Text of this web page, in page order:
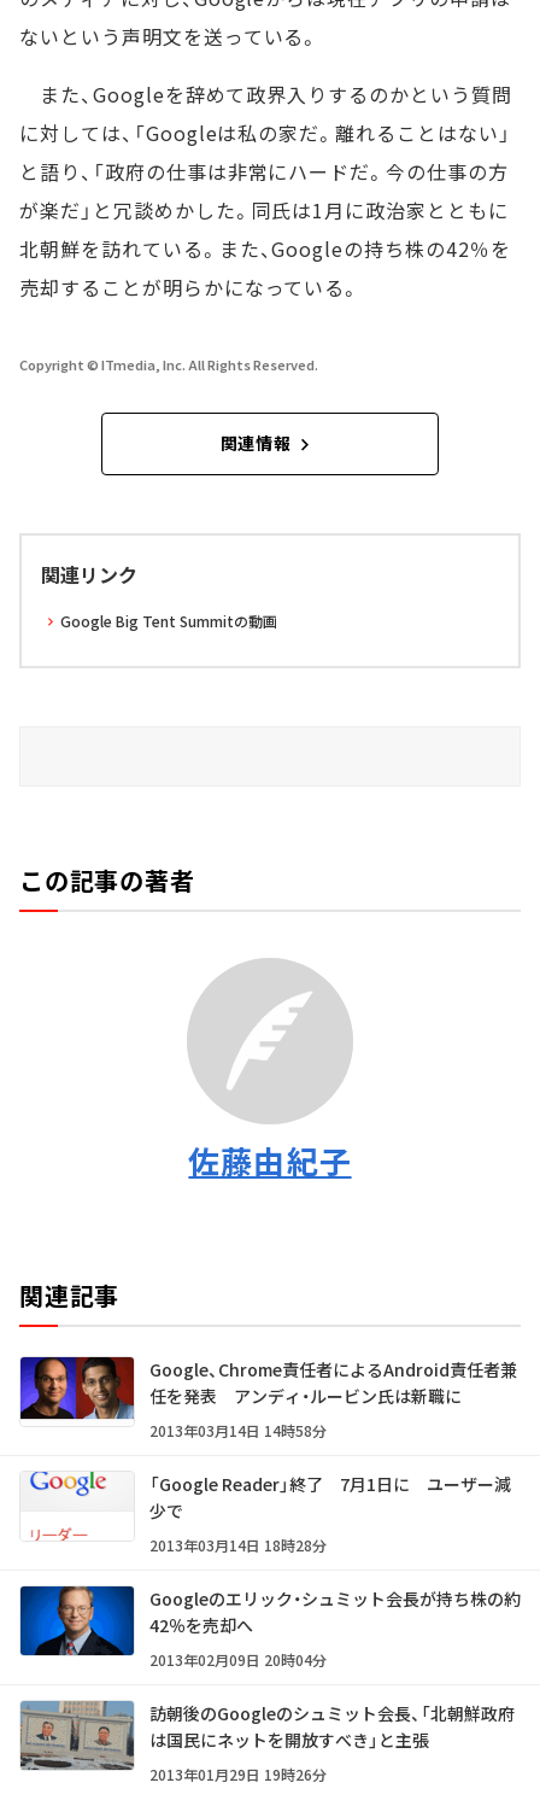
ないという声明文を送っている。
また、Googleを辞めて政界入りするのかという質問
に対しては、「Googleは私の家だ。離れることはない」
と語り、「政府の仕事は非常にハードだ。今の仕事の方
が楽だ」と冗談めかした。同氏は1月に政治家とともに
北朝鮮を訪れている。また、Googleの持ち株の42％を
売却することが明らかになっている。
Copyright © ITmedia, Inc. All Rights Reserved.
関連情報
関連リンク
Google Big Tent Summitの動画
この記事の著者
佐藤由紀子
関連記事
Google、Chrome責任者によるAndroid責任者兼
任を発表 アンディ・ルービン氏は新職に
2013年03月14日 14時58分
「Google Reader」終了 7月1日に ユーザー減
少で
2013年03月14日 18時28分
Googleのエリック・シュミット会長が持ち株の約
42％を売却へ
2013年02月09日 20時04分
訪朝後のGoogleのシュミット会長、「北朝鮮政府
は国民にネットを開放すべき」と主張
2013年01月29日 19時26分